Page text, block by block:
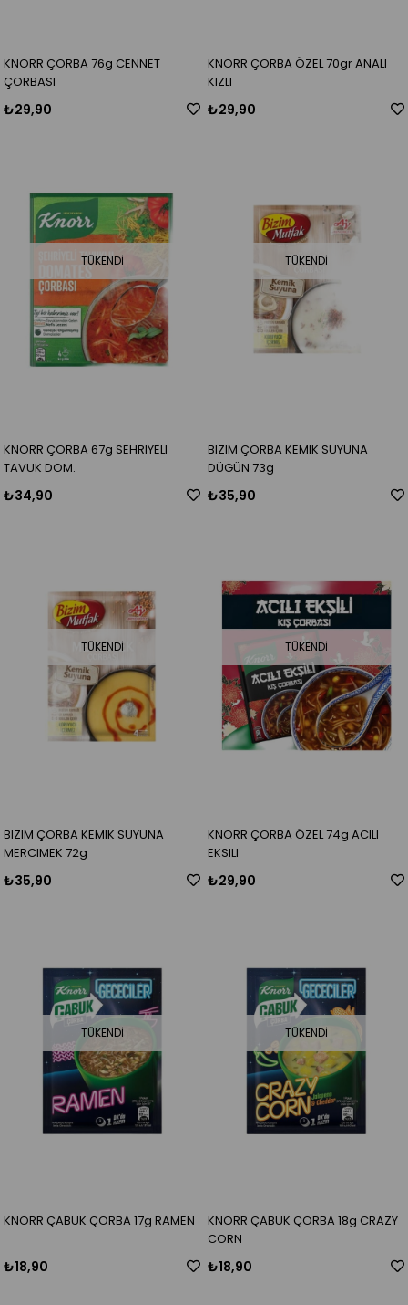
KNORR ÇORBA 76g CENNET
ÇORBASI
₺29,90
KNORR ÇORBA ÖZEL 70gr ANALI
KIZLI
₺29,90
TÜKENDI
KNORR ÇORBA 67g SEHRIYELI
TAVUK DOM.
₺34,90
TÜKENDI
BIZIM ÇORBA KEMIK SUYUNA
DÜGÜN 73g
₺35,90
TÜKENDI
BIZIM ÇORBA KEMIK SUYUNA
MERCIMEK 72g
₺35,90
TÜKENDI
KNORR ÇORBA ÖZEL 74g ACILI
EKSILI
₺29,90
TÜKENDI
KNORR ÇABUK ÇORBA 17g RAMEN
₺18,90
TÜKENDI
KNORR ÇABUK ÇORBA 18g CRAZY
CORN
₺18,90